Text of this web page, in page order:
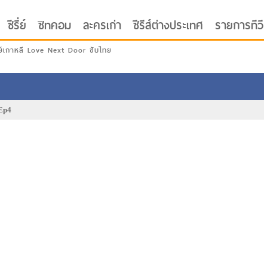
ซีรี่ย์ ซิทคอม ละครเก่า ซีรีส์ต่างประเทศ รายการทีวี
กาหลี Love Next Door ซับไทย